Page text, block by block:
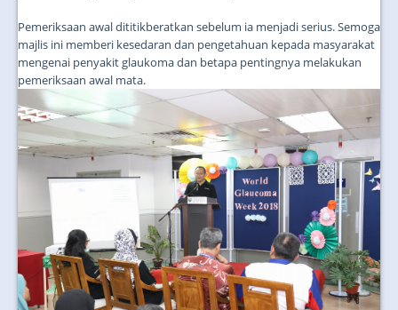
Pemeriksaan awal dititikberatkan sebelum ia menjadi serius. Semoga
majlis ini memberi kesedaran dan pengetahuan kepada masyarakat
mengenai penyakit glaukoma dan betapa pentingnya melakukan
pemeriksaan awal mata.